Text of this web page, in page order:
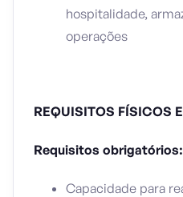
hospitalidade,
operações
REQUISITOS FÍSICOS
Requisitos obrigatórios:
Capacidade para